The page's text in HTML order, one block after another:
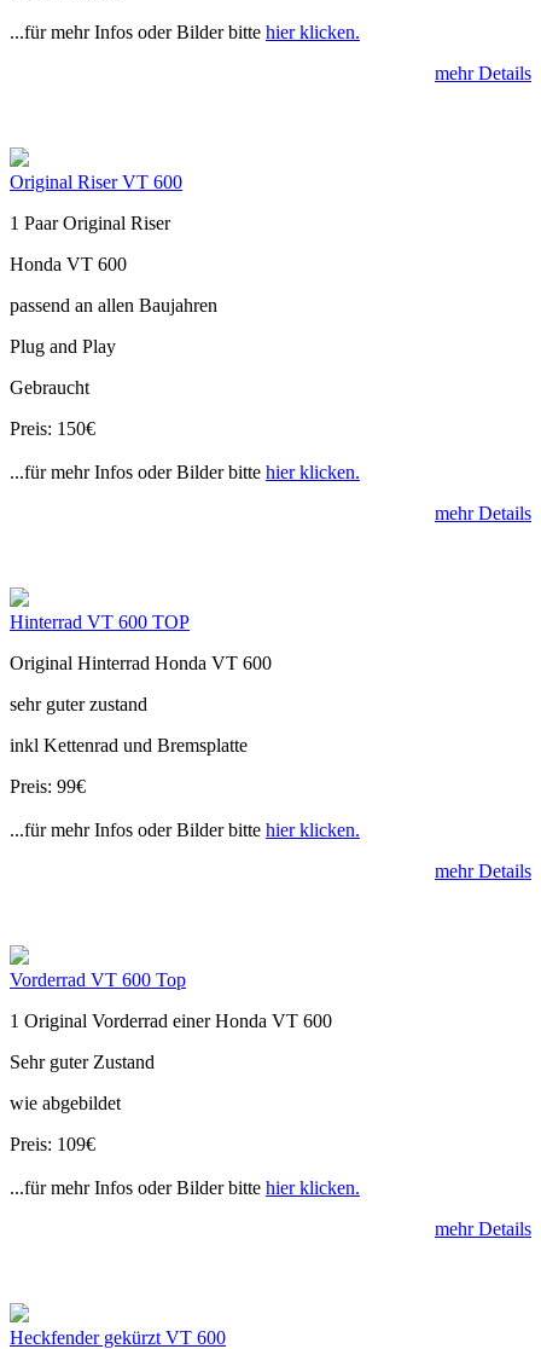
...für mehr Infos oder Bilder bitte hier klicken.
mehr Details
Original Riser VT 600
1 Paar Original Riser
Honda VT 600
passend an allen Baujahren
Plug and Play
Gebraucht
Preis: 150€
...für mehr Infos oder Bilder bitte hier klicken.
mehr Details
Hinterrad VT 600 TOP
Original Hinterrad Honda VT 600
sehr guter zustand
inkl Kettenrad und Bremsplatte
Preis: 99€
...für mehr Infos oder Bilder bitte hier klicken.
mehr Details
Vorderrad VT 600 Top
1 Original Vorderrad einer Honda VT 600
Sehr guter Zustand
wie abgebildet
Preis: 109€
...für mehr Infos oder Bilder bitte hier klicken.
mehr Details
Heckfender gekürzt VT 600